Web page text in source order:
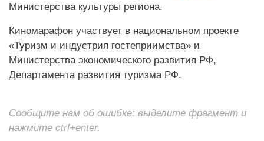
Министерства культуры региона.
Киномарафон участвует в национальном проекте
«Туризм и индустрия гостеприимства» и
Министерства экономического развития РФ,
Департамента развития туризма РФ.
Сообщите нам об ошибке: выделите фрагмент и
нажмите ctrl+enter.